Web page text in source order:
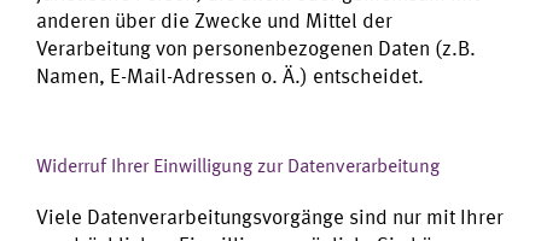
anderen über die Zwecke und Mittel der
Verarbeitung von personenbezogenen Daten (z.B.
Namen, E-Mail-Adressen o. Ä.) entscheidet.
Widerruf Ihrer Einwilligung zur Datenverarbeitung
Viele Datenverarbeitungsvorgänge sind nur mit Ihrer